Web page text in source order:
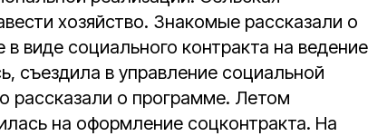
хозяйство. Знакомые рассказали о
виде социального контракта на ведение
съездила в управление социальной
рассказали о программе. Летом
на оформление соцконтракта. На